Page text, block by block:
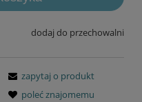
dodaj do przechowalni
zapytaj o produkt
poleć znajomemu